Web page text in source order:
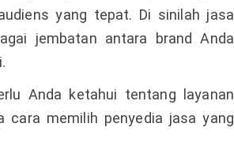
yang tepat. Di sinilah jasa
jembatan antara brand Anda
Anda ketahui tentang layanan
cara memilih penyedia jasa yang